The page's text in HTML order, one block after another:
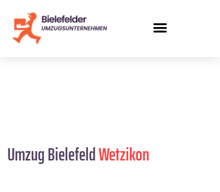
Umzug BielefeldWetzikon